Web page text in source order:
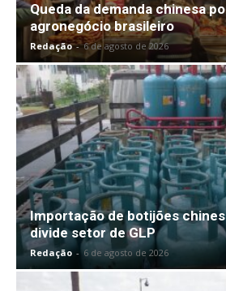
Queda da demanda chinesa
agronegócio brasileiro
Redação - 6 de agosto de 2026
Importação de botijões
divide setor de GLP
Redação - 6 de agosto de 2026